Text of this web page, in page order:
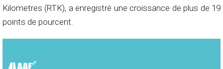
Kilometres (RTK), a enregistré une croissance de plus de 19
points de pourcent.